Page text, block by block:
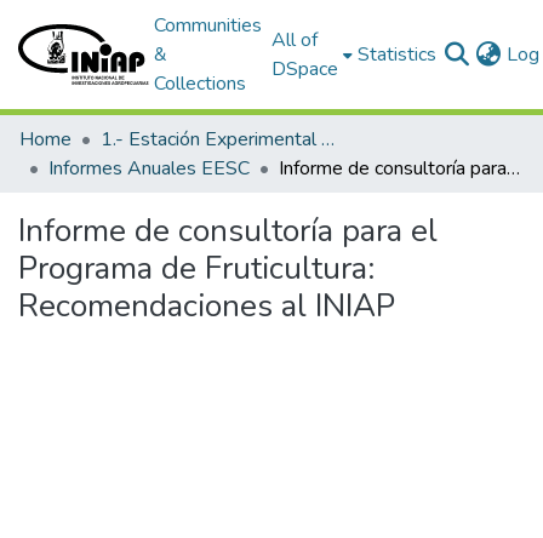
Communities
&
Collections
All of
DSpace
Statistics
Home
1.- Estación Experimental Santa Catalina
Informes Anuales EESC
Informe de consultoría para el Programa de Fruticultura: Recomendaciones al INIAP
Informe de consultoría para el
Programa de Fruticultura:
Recomendaciones al INIAP